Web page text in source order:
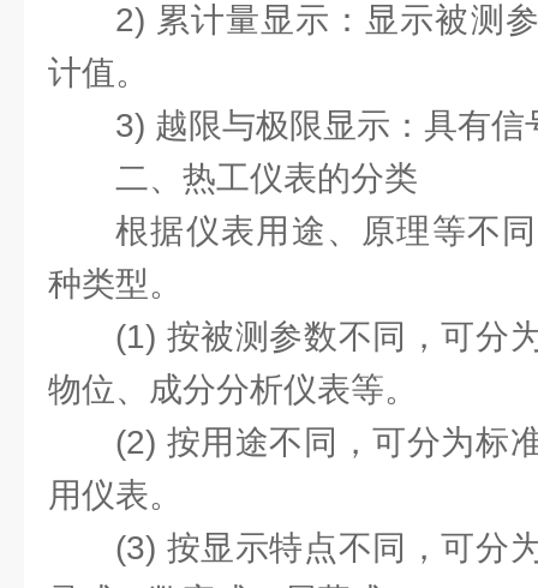
2) 累计量显示：显示被测
计值。
3) 越限与极限显示：具有信
二、热工仪表的分类
根据仪表用途、原理等不
种类型。
(1) 按被测参数不同，可分
物位、成分分析仪表等。
(2) 按用途不同，可分为标
用仪表。
(3) 按显示特点不同，可分